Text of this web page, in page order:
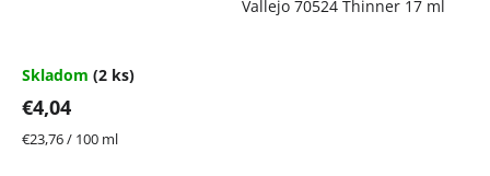
Vallejo 70524 Thinner 17 ml
Skladom (2 ks)
€4,04
Jednotková
€23,76 / 100 ml